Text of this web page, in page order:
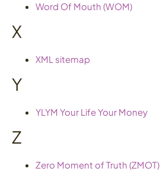
Word Of Mouth (WOM)
X
XML sitemap
Y
YLYM Your Life Your Money
Z
Zero Moment of Truth (ZMOT)